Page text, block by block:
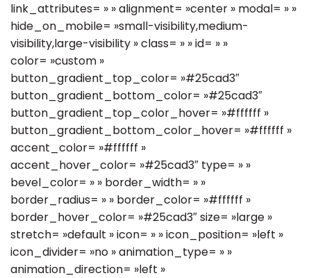
link_attributes= » » alignment= »center » modal= » »
hide_on_mobile= »small-visibility,medium-
visibility,large-visibility » class= » » id= » »
color= »custom »
button_gradient_top_color= »#25cad3″
button_gradient_bottom_color= »#25cad3″
button_gradient_top_color_hover= »#ffffff »
button_gradient_bottom_color_hover= »#ffffff »
accent_color= »#ffffff »
accent_hover_color= »#25cad3″ type= » »
bevel_color= » » border_width= » »
border_radius= » » border_color= »#ffffff »
border_hover_color= »#25cad3″ size= »large »
stretch= »default » icon= » » icon_position= »left »
icon_divider= »no » animation_type= » »
animation_direction= »left »